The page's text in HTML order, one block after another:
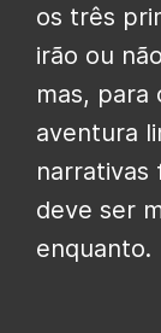
os três
irão ou
mas, para
aventura
narrativas
deve ser
enquanto.